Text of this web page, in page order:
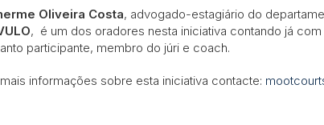
Oliveira Costa, advogado-estagiário do
, é um dos oradores nesta iniciativa contando já
participante, membro do júri e coach.
informações sobre esta iniciativa contacte: